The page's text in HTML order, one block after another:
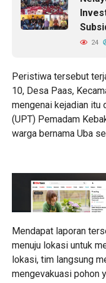
24
Peristiwa tersebut
10, Desa Paas,
mengenai kejadian itu
(UPT) Pemadam
warga bernama Uba
Mendapat laporan
menuju lokasi untuk
lokasi, tim langsung
mengevakuasi pohon